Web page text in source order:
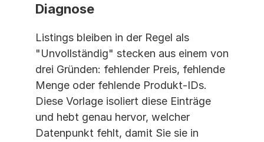
Diagnose
Listings bleiben in der Regel als
"Unvollständig" stecken aus einem von
drei Gründen: fehlender Preis, fehlende
Menge oder fehlende Produkt-IDs.
Diese Vorlage isoliert diese Einträge
und hebt genau hervor, welcher
Datenpunkt fehlt, damit Sie sie in